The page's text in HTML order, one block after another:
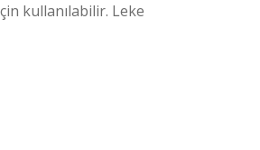
kullanılabilir. Leke